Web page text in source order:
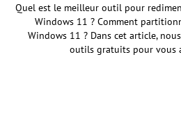
Quel est le meilleur outil pour
Windows 11 ? Comment
Windows 11 ? Dans cet article,
outils gratuits pour vous